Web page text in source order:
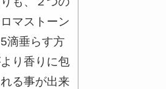
マストーン
滴垂らす方
り香りに包
れる事が出来